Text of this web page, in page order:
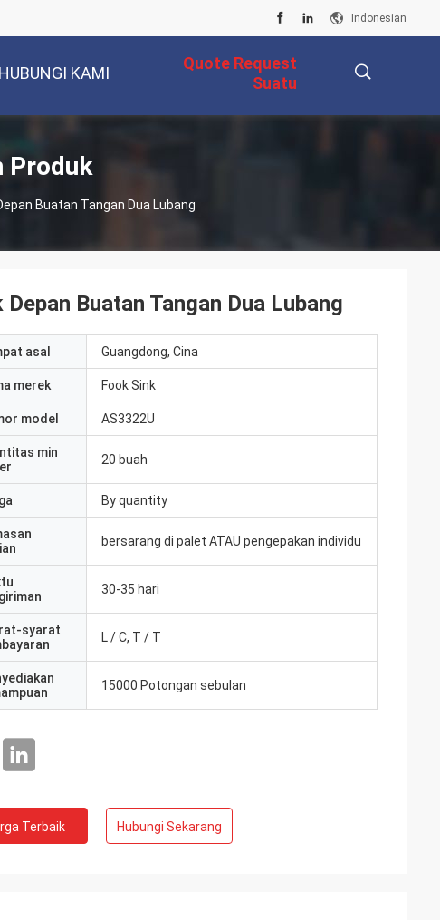
Indonesian
HUBUNGI KAMI
Quote Request
Suatu
Produk
Buatan Tangan Dua Lubang
Buatan Tangan Dua Lubang
asal Guangdong, Cina
merek Fook Sink
model AS3322U
min
20 buah
By quantity
bersarang di palet ATAU pengepakan individu
30-35 hari
syarat
L / C, T / T
15000 Potongan sebulan
Terbaik Hubungi Sekarang